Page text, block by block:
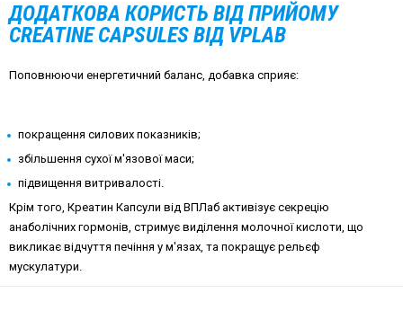
ДОДАТКОВА КОРИСТЬ ВІД ПРИЙОМУ
CREATINE CAPSULES ВІД VPLAB
Поповнюючи енергетичний баланс, добавка сприяє:
покращення силових показників;
збільшення сухої м'язової маси;
підвищення витривалості.
Крім того, Креатин Капсули від ВПЛаб активізує секрецію
анаболічних гормонів, стримує виділення молочної кислоти, що
викликає відчуття печіння у м'язах, та покращує рельєф
мускулатури.